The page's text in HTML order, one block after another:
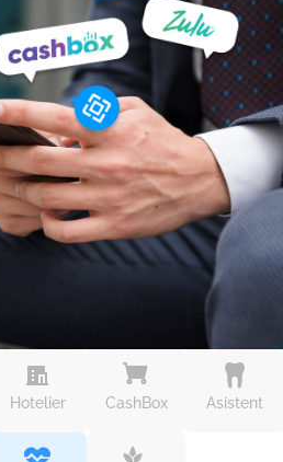
Hotelier CashBox Asistent